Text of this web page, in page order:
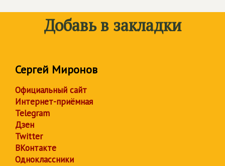
Добавь в закладки
Сергей Миронов
Официальный сайт
Интернет-приёмная
Telegram
Дзен
Twitter
ВКонтакте
Одноклассники